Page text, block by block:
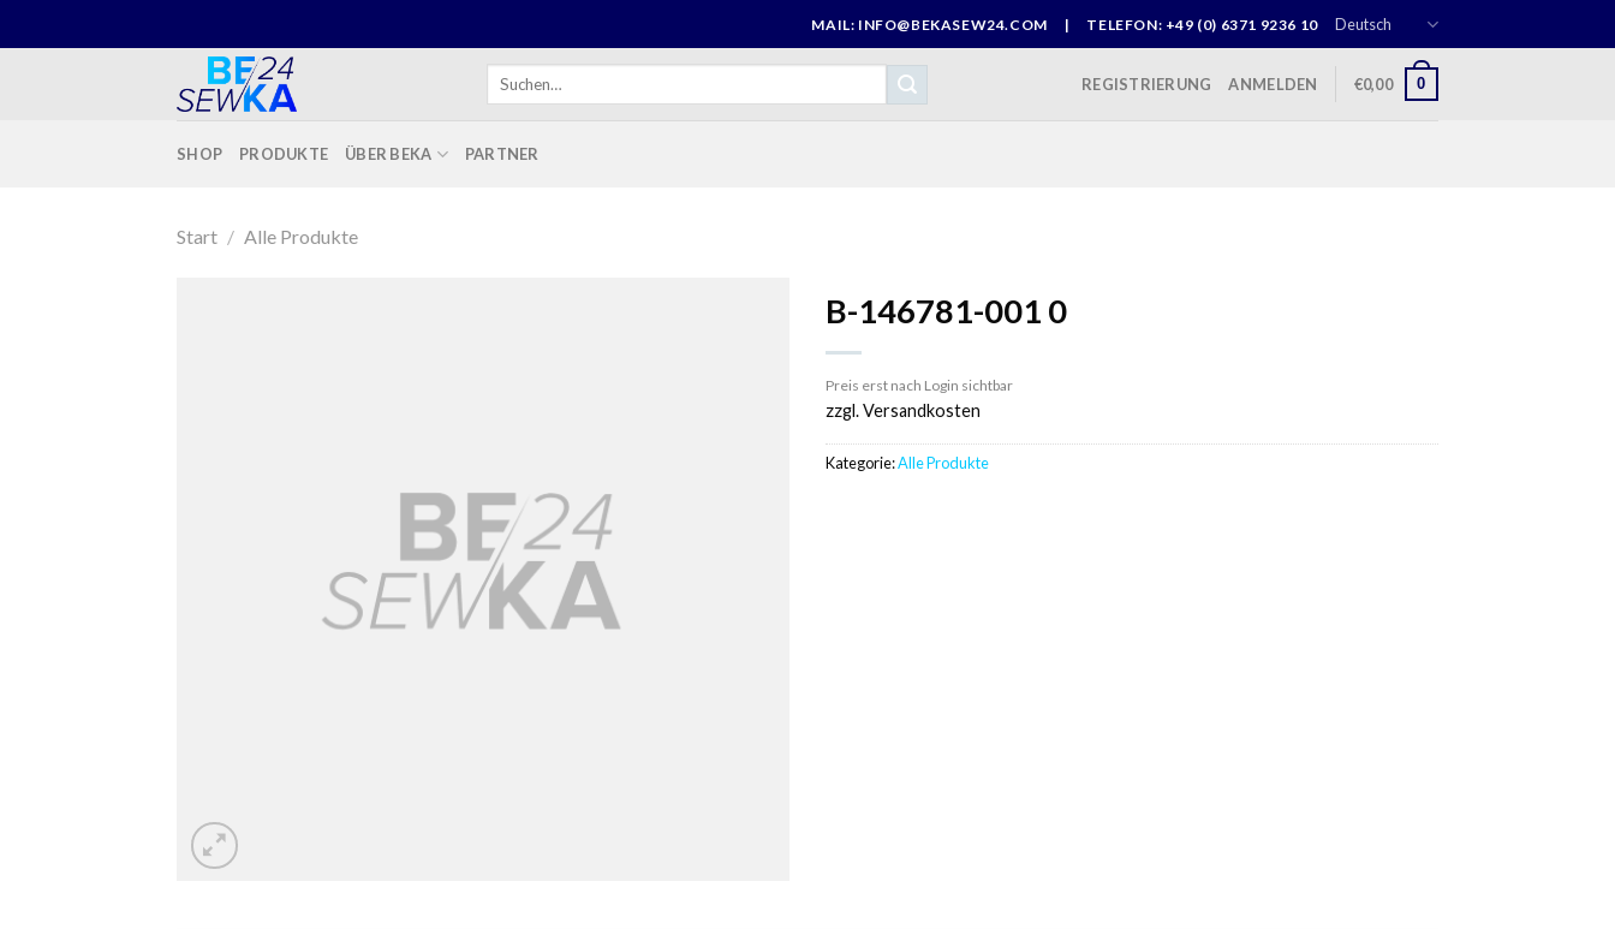
to
MAIL: INFO@BEKASEW24.COM | TELEFON: +49 (0) 6371 9236 10 Deutsch
Suchen
REGISTRIERUNG ANMELDEN €0,00 0
SHOP PRODUKTE ÜBER BEKA PARTNER
Start / Alle Produkte
B-146781-001 0
Preis erst nach Login sichtbar
zzgl. Versandkosten
Kategorie:Alle Produkte